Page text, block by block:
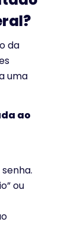
da
uma
ao
ou